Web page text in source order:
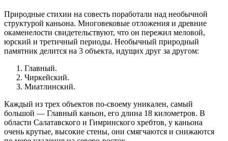
Природные стихии на совесть поработали над необычной
структурой каньона. Многовековые отложения и древние
окаменелости свидетельствуют, что он пережил меловой,
юрский и третичный периоды. Необычный природный
памятник делится на 3 объекта, идущих друг за другом:
Главный.
Чиркейский.
Миатлинский.
Каждый из трех объектов по-своему уникален, самый
большой — Главный каньон, его длина 18 километров. В
области Салатавского и Гимринского хребтов, у каньона
очень крутые, высокие стены, они смягчаются и снижаются